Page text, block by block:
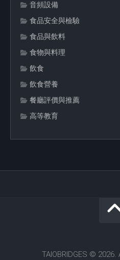
音頻設備
食品安全與檢驗
食品與飲料
食物與料理
飲食
飲食營養
餐廳評價與推薦
高等教育
TAIOBRIDGES ©